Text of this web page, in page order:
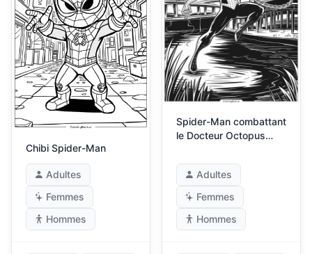
Chibi Spider-Man
Adultes
Femmes
Hommes
Spider-Man combattant
le Docteur Octopus
Adultes
Femmes
Hommes